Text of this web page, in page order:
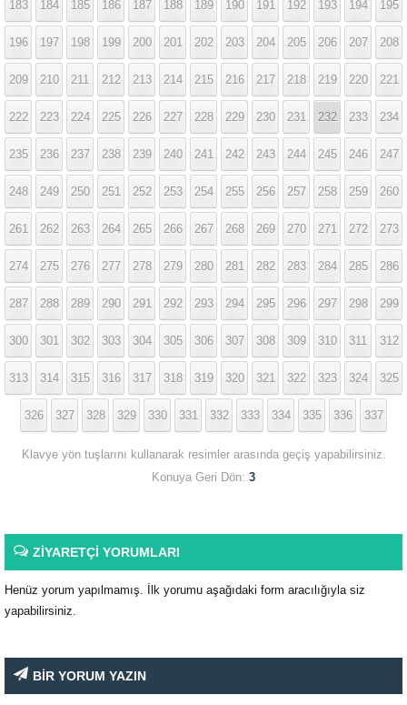
183 184 185 186 187 188 189 190 191 192 193 194 195
196 197 198 199 200 201 202 203 204 205 206 207 208
209 210 211 212 213 214 215 216 217 218 219 220 221
222 223 224 225 226 227 228 229 230 231 232 233 234
235 236 237 238 239 240 241 242 243 244 245 246 247
248 249 250 251 252 253 254 255 256 257 258 259 260
261 262 263 264 265 266 267 268 269 270 271 272 273
274 275 276 277 278 279 280 281 282 283 284 285 286
287 288 289 290 291 292 293 294 295 296 297 298 299
300 301 302 303 304 305 306 307 308 309 310 311 312
313 314 315 316 317 318 319 320 321 322 323 324 325
326 327 328 329 330 331 332 333 334 335 336 337
Klavye yön tuşlarını kullanarak resimler arasında geçiş yapabilirsiniz.
Konuya Geri Dön: 3
ZİYARETÇİ YORUMLARI
Henüz yorum yapılmamış. İlk yorumu aşağıdaki form aracılığıyla siz
yapabilirsiniz.
BİR YORUM YAZIN